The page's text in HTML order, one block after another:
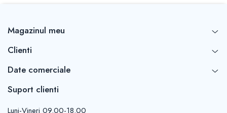
Magazinul meu
Clienti
Date comerciale
Suport clienti
Luni-Vineri 09.00-18.00